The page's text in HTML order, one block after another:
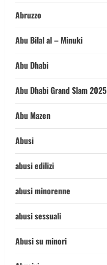
Abruzzo
Abu Bilal al – Minuki
Abu Dhabi
Abu Dhabi Grand Slam 2025
Abu Mazen
Abusi
abusi edilizi
abusi minorenne
abusi sessuali
Abusi su minori